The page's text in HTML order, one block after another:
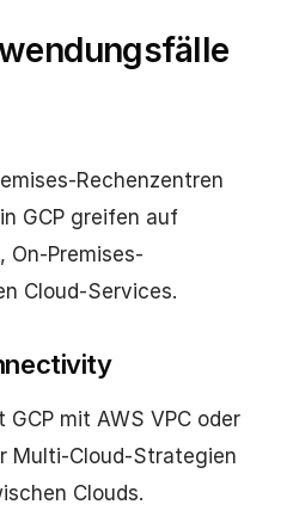
Rechenzentren
GCP greifen auf
On-Premises-
Cloud-Services.
GCP mit AWS VPC oder
Multi-Cloud-Strategien
Clouds.